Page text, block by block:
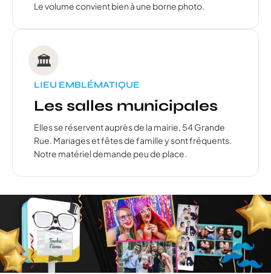
Le volume convient bien à une borne photo.
🏛️
LIEU EMBLÉMATIQUE
Les salles municipales
Elles se réservent auprès de la mairie, 54 Grande
Rue. Mariages et fêtes de famille y sont fréquents.
Notre matériel demande peu de place.